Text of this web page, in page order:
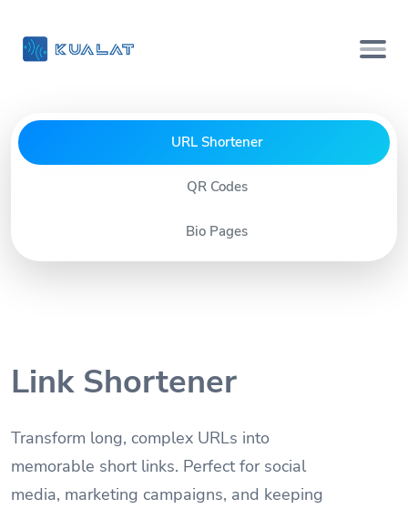
URL Shortener
QR Codes
Bio Pages
Link Shortener
Transform long, complex URLs into
memorable short links. Perfect for social
media, marketing campaigns, and keeping